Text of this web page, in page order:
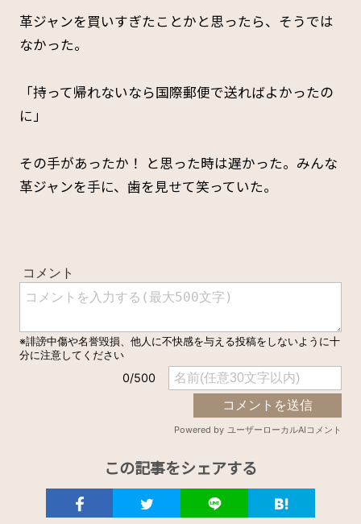
革ジャンを買いすぎたことかと思ったら、そうでは
なかった。
「持って帰れないなら国際郵便で送ればよかったの
に」
その手があったか！ と思った時は遅かった。みんな
革ジャンを手に、歯を見せて笑っていた。
この記事をシェアする